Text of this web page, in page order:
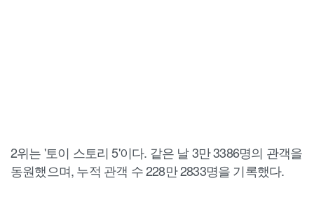
2위는 '토이 스토리 5'이다. 같은 날 3만 3386명의 관객을
동원했으며, 누적 관객 수 228만 2833명을 기록했다.